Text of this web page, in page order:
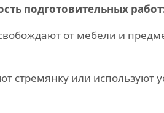
подготовительных
от мебели и
стремянку или используют